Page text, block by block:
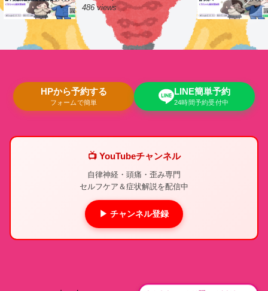
486 views
HPから予約する
フォームで簡単
LINE簡単予約
24時間予約受付中
📺 YouTubeチャンネル
自律神経・頭痛・歪み専門
セルフケア＆症状解説を配信中
▶ チャンネル登録